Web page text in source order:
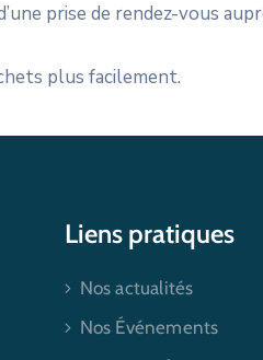
prise de rendez-vous
plus facilement.
Liens pratiques
Nos actualités
Nos Événements